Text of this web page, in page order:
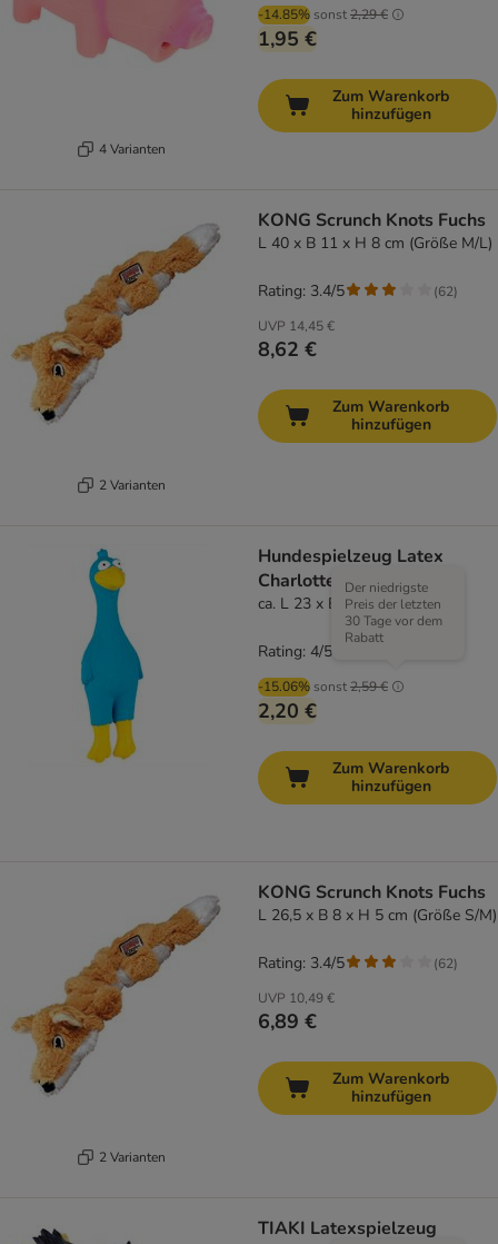
4 Varianten
-14.85% sonst2,29 €
1,95 €
Zum Warenkorb
hinzufügen
2 Varianten
KONG Scrunch Knots Fuchs
L 40 x B 11 x H 8 cm (Größe M/L)
UVP 14,45 €
8,62 €
Rating: 3.4/5 (62)
Zum Warenkorb
hinzufügen
Hundespielzeug Latex
Charlotte
ca. L 23 x B 7 x H 6 cm
-15.06% sonst2,59 €
Der niedrigste
Preis der letzten
30 Tage vor dem
Rabatt
2,20 €
Rating: 4/5
Zum Warenkorb
hinzufügen
2 Varianten
KONG Scrunch Knots Fuchs
L 26,5 x B 8 x H 5 cm (Größe S/M)
UVP 10,49 €
6,89 €
Rating: 3.4/5 (62)
Zum Warenkorb
hinzufügen
TIAKI Latexspielzeug